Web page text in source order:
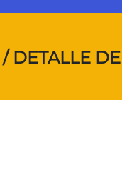
/ DETALLE DE